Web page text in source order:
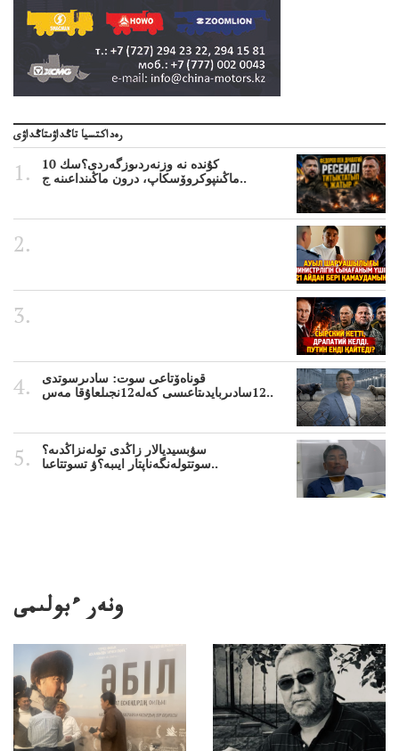
رەداكتسيا تاڭداۋىتاڭداۋى
10 كۇندە نە وزنەردىوزگەردى؟سك
ماڭىنپوكروۆسكاپ، درون ماڭىنداعىنە ج..
قوناەۆتاعى سوت: سادىرسوتدى
12سادىربايدىتاعىسى كەلە12نجىلعاۇقا مەس..
سۋبسيديالار زاڭدى تولەنزاڭدىە؟
سوتتولەنگەناپتار ايىبە؟ۋ تسوتتاعىا..
ونەر ءبولىمى